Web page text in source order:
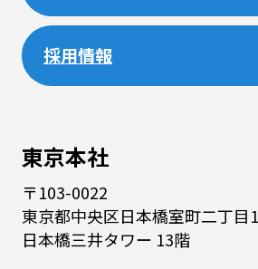
東京本社
〒103-0022
東京都中央区日本橋室町二丁目
日本橋三井タワー 13階
採用情報